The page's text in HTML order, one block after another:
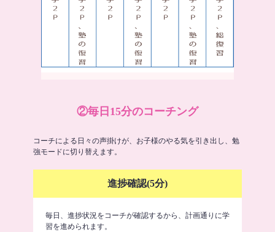
②毎日15分のコーチング
コーチによる日々の声掛けが、お子様のやる気を引き出し、勉
強モードに切り替えます。
進捗確認(5分)
毎日、進捗状況をコーチが確認するから、計画通りに学
習を進められます。